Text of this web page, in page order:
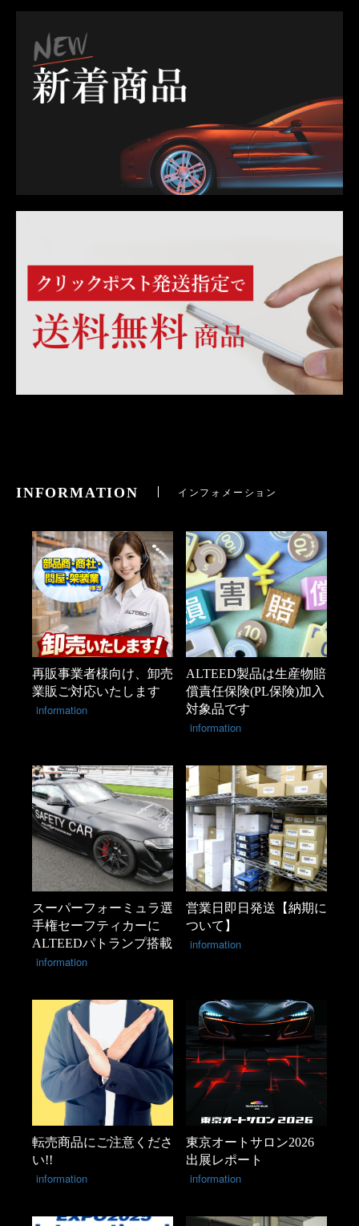
INFORMATION インフォメーション
再販事業者様向け、卸売
業販ご対応いたします
information
ALTEED製品は生産物賠
償責任保険(PL保険)加入
対象品です
information
スーパーフォーミュラ選
手権セーフティカーに
ALTEEDパトランプ搭載
information
営業日即日発送【納期に
ついて】
information
転売商品にご注意くださ
い!!
information
東京オートサロン2026
出展レポート
information